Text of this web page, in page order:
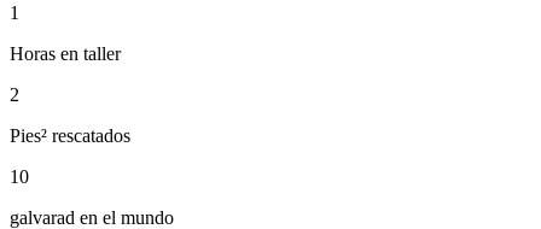
1
Horas en taller
2
Pies² rescatados
10
galvarad en el mundo